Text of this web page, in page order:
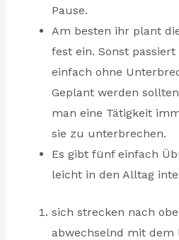
Pause.
Am besten ihr plant
fest ein. Sonst
einfach ohne
Geplant werden
man eine Tätigkeit
sie zu unterbrechen.
Es gibt fünf einfach
leicht in den Alltag
sich strecken nach
abwechselnd mit